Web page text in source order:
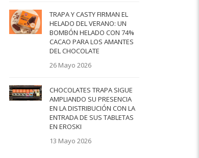
TRAPA Y CASTY FIRMAN EL
HELADO DEL VERANO: UN
BOMBÓN HELADO CON 74%
CACAO PARA LOS AMANTES
DEL CHOCOLATE
26 Mayo 2026
CHOCOLATES TRAPA SIGUE
AMPLIANDO SU PRESENCIA
EN LA DISTRIBUCIÓN CON LA
ENTRADA DE SUS TABLETAS
EN EROSKI
13 Mayo 2026